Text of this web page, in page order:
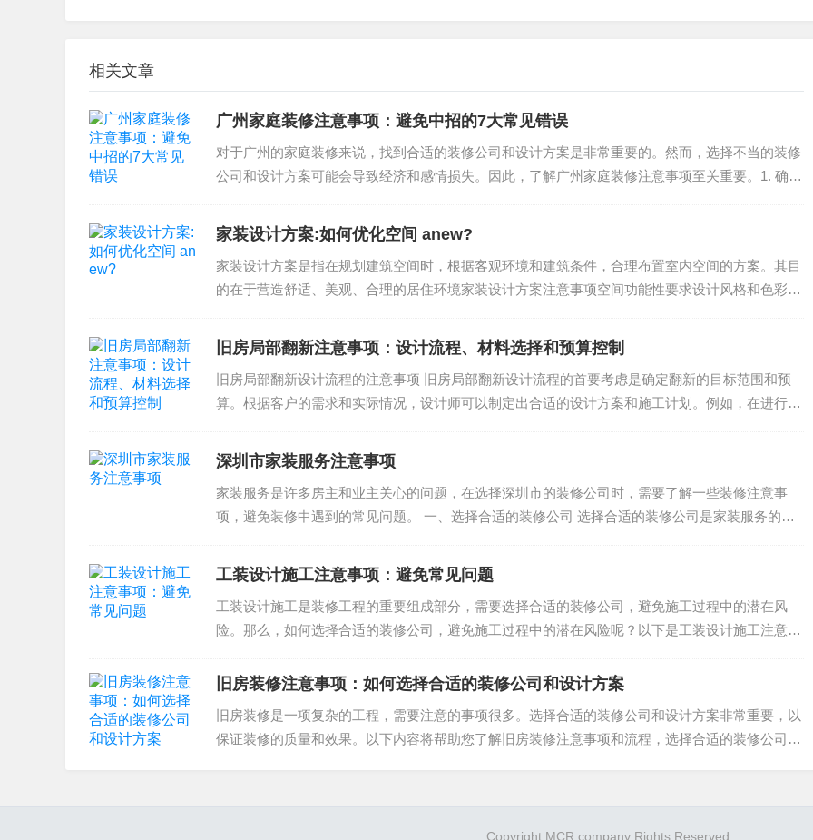
流程一：需求调研
流程二：方案设计
根据收纳需求、空间布局等情况，设计出合理的收纳空间图纸、空间规划方案、收纳产品选择方案等；
流程三：施工实施
根据设计图纸、规划方案，实施收纳空间建造、安装、布置收纳产品等；
以上所述客厅收纳空间规划设计师经验，希望对您有所帮助！如果您对客厅收纳空间规划有任何疑问，或者想咨
询相关信息，请联系我们。
相关文章
广州家庭装修注意事项：避免中招的7大常见错误
对于广州的家庭装修来说，找到合适的装修公司和设计方案是非常重要的。然而，选择不当的装修
公司和设计方案可能会导致经济和感情损失。因此，了解广州家庭装修注意事项至关重要。1. 确认
家装设计方案:如何优化空间 anew?
家装设计方案是指在规划建筑空间时，根据客观环境和建筑条件，合理布置室内空间的方案。其目
的在于营造舒适、美观、合理的居住环境家装设计方案注意事项空间功能性要求设计风格和色彩主
旧房局部翻新注意事项：设计流程、材料选择和预算控制
旧房局部翻新设计流程的注意事项 旧房局部翻新设计流程的首要考虑是确定翻新的目标范围和预
算。根据客户的需求和实际情况，设计师可以制定出合适的设计方案和施工计划。例如，在进行局
深圳市家装服务注意事项
家装服务是许多房主和业主关心的问题，在选择深圳市的装修公司时，需要了解一些装修注意事
项，避免装修中遇到的常见问题。 一、选择合适的装修公司 选择合适的装修公司是家装服务的第
工装设计施工注意事项：避免常见问题
工装设计施工是装修工程的重要组成部分，需要选择合适的装修公司，避免施工过程中的潜在风
险。那么，如何选择合适的装修公司，避免施工过程中的潜在风险呢？以下是工装设计施工注意事
旧房装修注意事项：如何选择合适的装修公司和设计方案
旧房装修是一项复杂的工程，需要注意的事项很多。选择合适的装修公司和设计方案非常重要，以
保证装修的质量和效果。以下内容将帮助您了解旧房装修注意事项和流程，选择合适的装修公司和
Copyright MCR company Rights Reserved.